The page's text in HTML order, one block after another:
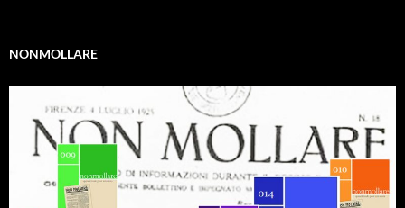
NONMOLLARE